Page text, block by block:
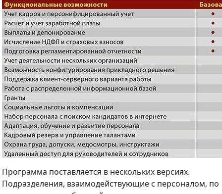
Программа поставляется в нескольких версиях.
Подразделения, взаимодействующие с персоналом, по